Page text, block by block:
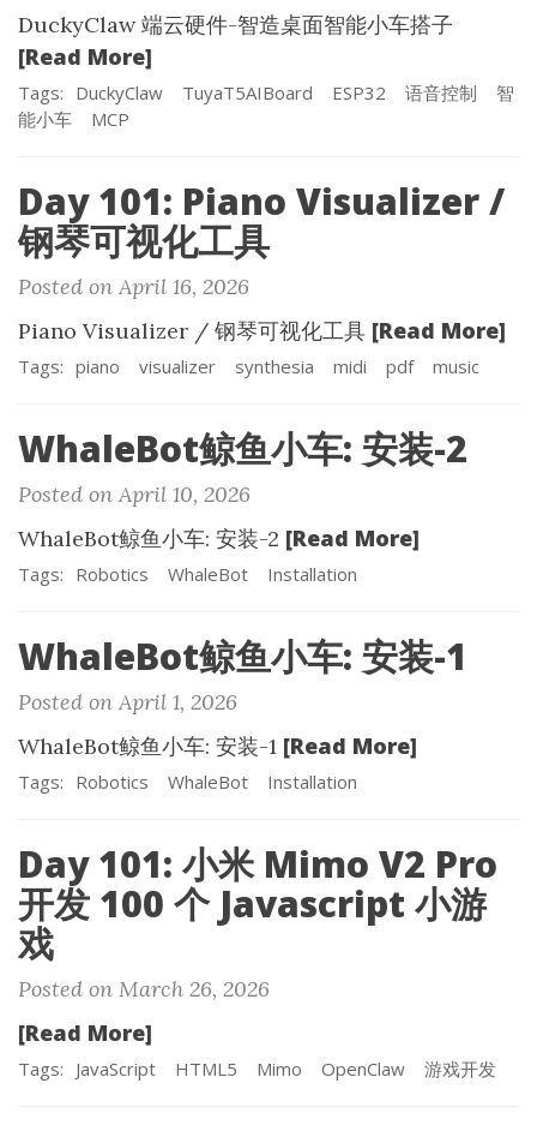
DuckyClaw 端云硬件-智造桌面智能小车搭子
[Read More]
Tags: DuckyClaw TuyaT5AIBoard ESP32 语音控制
智
能小车
MCP
Day 101: Piano Visualizer /
钢琴可视化工具
Posted on April 16, 2026
Piano Visualizer / 钢琴可视化工具 [Read More]
Tags: piano visualizer synthesia midi pdf music
WhaleBot鲸鱼小车: 安装-2
Posted on April 10, 2026
WhaleBot鲸鱼小车: 安装-2 [Read More]
Tags: Robotics WhaleBot Installation
WhaleBot鲸鱼小车: 安装-1
Posted on April 1, 2026
WhaleBot鲸鱼小车: 安装-1 [Read More]
Tags: Robotics WhaleBot Installation
Day 101: 小米 Mimo V2 Pro
开发 100 个 Javascript 小游
戏
Posted on March 26, 2026
[Read More]
Tags: JavaScript HTML5 Mimo OpenClaw 游戏开发